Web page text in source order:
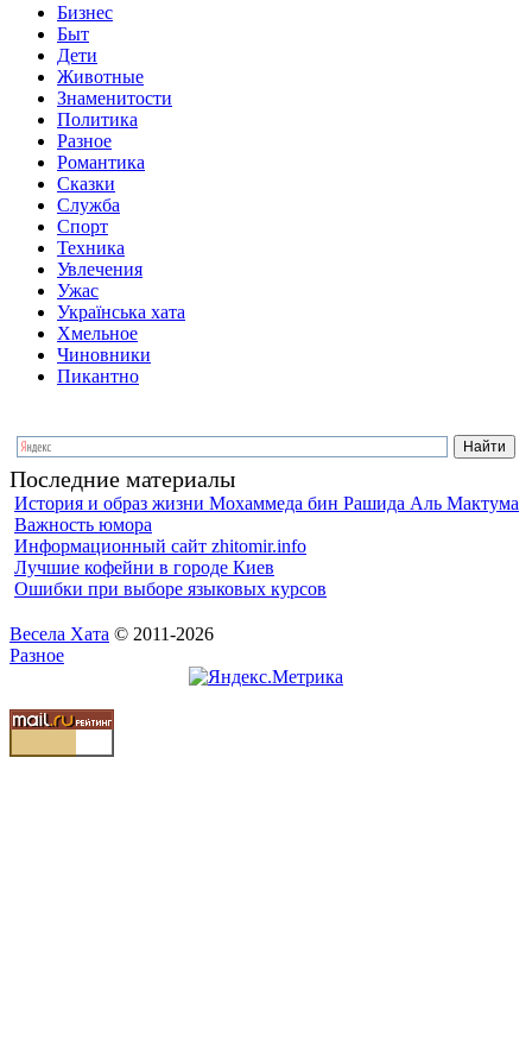
Бизнес
Быт
Дети
Животные
Знаменитости
Политика
Разное
Романтика
Сказки
Служба
Спорт
Техника
Увлечения
Ужас
Українська хата
Хмельное
Чиновники
Пикантно
Последние материалы
История и образ жизни Мохаммеда бин Рашида Аль Мактума
Важность юмора
Информационный сайт zhitomir.info
Лучшие кофейни в городе Киев
Ошибки при выборе языковых курсов
Весела Хата © 2011-2026
Разное